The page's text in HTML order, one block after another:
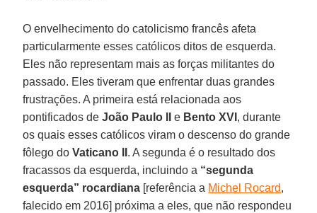
O envelhecimento do catolicismo francês afeta
particularmente esses católicos ditos de esquerda.
Eles não representam mais as forças militantes do
passado. Eles tiveram que enfrentar duas grandes
frustrações. A primeira está relacionada aos
pontificados deJoão Paulo IIe Bento XVI , durante
os quais esses católicos viram o descenso do grande
fôlego doVaticano II . A segunda é o resultado dos
fracassos da esquerda, incluindo a “segunda
esquerda” rocardiana [referência a Michel Rocard,
falecido em 2016] próxima a eles, que não respondeu